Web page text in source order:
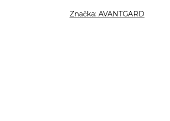
Značka: AVANTGARD